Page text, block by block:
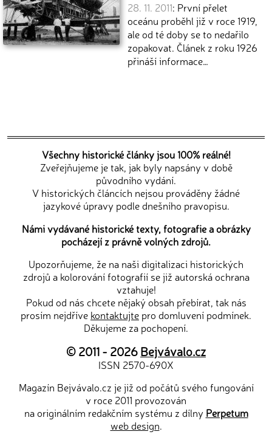
28. 11. 2011: První přelet
oceánu proběhl již v roce 1919,
ale od té doby se to nedařilo
zopakovat. Článek z roku 1926
přináší informace…
Všechny historické články jsou 100% reálné!
Zveřejňujeme je tak, jak byly napsány v době
původního vydání.
V historických článcích nejsou prováděny žádné
jazykové úpravy podle dnešního pravopisu.
Námi vydávané historické texty, fotografie a obrázky
pocházejí z právně volných zdrojů.
Upozorňujeme, že na naši digitalizaci historických
zdrojů a kolorování fotografií se již autorská ochrana
vztahuje!
Pokud od nás chcete nějaký obsah přebírat, tak nás
prosím nejdříve kontaktujte pro domluvení podmínek.
Děkujeme za pochopení.
© 2011 - 2026Bejvávalo.cz
ISSN 2570-690X
Magazín Bejvávalo.cz je již od počátů svého fungování
v roce 2011 provozován
na originálním redakčním systému z dílny Perpetum
web design.